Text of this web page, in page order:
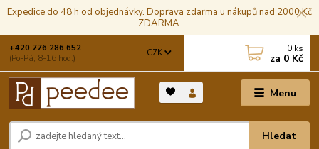
Expedice do 48 h od objednávky. Doprava zdarma u nákupů nad 2000 Kč
ZDARMA.
Menu
CZK
Hledat
+420 776 286 652
(Po-Pá, 8-16 hod.)
0 ks
za 0 Kč